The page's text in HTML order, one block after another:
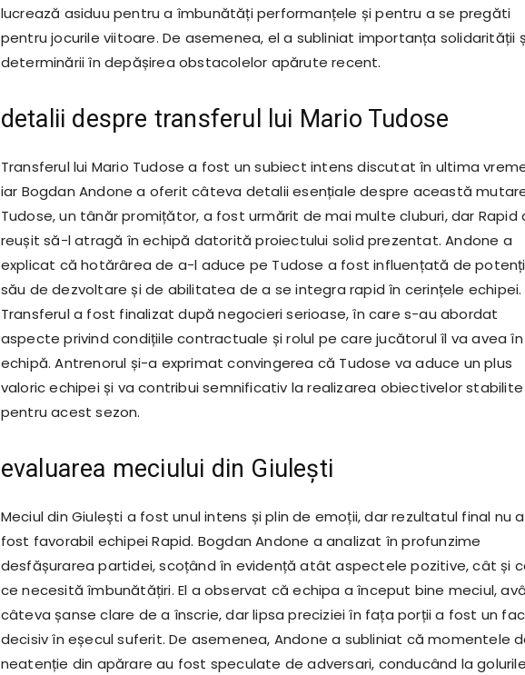
lucrează asiduu pentru a îmbunătăți performanțele și pentru a se pregăti
pentru jocurile viitoare. De asemenea, el a subliniat importanța solidarității
determinării în depășirea obstacolelor apărute recent.
detalii despre transferul lui Mario Tudose
Transferul lui Mario Tudose a fost un subiect intens discutat în ultima
iar Bogdan Andone a oferit câteva detalii esențiale despre această
Tudose, un tânăr promițător, a fost urmărit de mai multe cluburi, dar Rapid
reușit să-l atragă în echipă datorită proiectului solid prezentat. Andone a
explicat că hotărârea de a-l aduce pe Tudose a fost influențată de
său de dezvoltare și de abilitatea de a se integra rapid în cerințele echipei.
Transferul a fost finalizat după negocieri serioase, în care s-au abordat
aspecte privind condițiile contractuale și rolul pe care jucătorul îl va avea în
echipă. Antrenorul și-a exprimat convingerea că Tudose va aduce un plus
valoric echipei și va contribui semnificativ la realizarea obiectivelor stabilite
pentru acest sezon.
evaluarea meciului din Giulești
Meciul din Giulești a fost unul intens și plin de emoții, dar rezultatul final nu a
fost favorabil echipei Rapid. Bogdan Andone a analizat în profunzime
desfășurarea partidei, scoțând în evidență atât aspectele pozitive, cât și
ce necesită îmbunătățiri. El a observat că echipa a început bine meciul,
câteva șanse clare de a înscrie, dar lipsa preciziei în fața porții a fost un
decisiv în eșecul suferit. De asemenea, Andone a subliniat că momentele
neatenție din apărare au fost speculate de adversari, conducând la golurile